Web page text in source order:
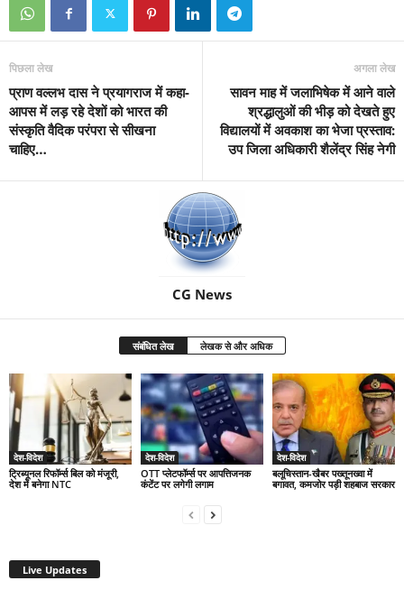
पिछला लेख
प्राण वल्लभ दास ने प्रयागराज में कहा-
आपस में लड़ रहे देशों को भारत की
संस्कृति वैदिक परंपरा से सीखना
चाहिए…
अगला लेख
सावन माह में जलाभिषेक में आने वाले
श्रद्धालुओं की भीड़ को देखते हुए
विद्यालयों में अवकाश का भेजा प्रस्ताव:
उप जिला अधिकारी शैलेंद्र सिंह नेगी
CG News
संबंधित लेख लेखक से और अधिक
देश-विदेश
ट्रिब्यूनल रिफॉर्म्स बिल को मंजूरी,
देश में बनेगा NTC
देश-विदेश
OTT प्लेटफॉर्म्स पर आपत्तिजनक
कंटेंट पर लगेगी लगाम
देश-विदेश
बलूचिस्तान-खैबर पख्तूनख्वा में
बगावत, कमजोर पड़ी शहबाज सरकार
Live Updates